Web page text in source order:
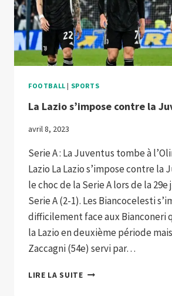
FOOTBALL | SPORTS
La Lazio s’impose contre la
avril 8, 2023
Serie A : La Juventus tombe à
Lazio La Lazio s’impose contre la
le choc de la Serie A lors de la
Serie A (2-1). Les Biancocelesti
difficilement face aux Bianconeri
la Lazio en deuxième période
Zaccagni (54e) servi par…
LIRE LA SUITELA